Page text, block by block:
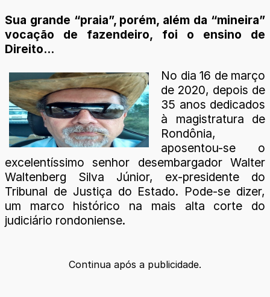
Sua grande “praia”, porém, além da “mineira”
vocação de fazendeiro, foi o ensino de
Direito...
No dia 16 de março
de 2020, depois de
35 anos dedicados
à magistratura de
Rondônia,
aposentou-se o
excelentíssimo senhor desembargador Walter
Waltenberg Silva Júnior, ex-presidente do
Tribunal de Justiça do Estado. Pode-se dizer,
um marco histórico na mais alta corte do
judiciário rondoniense.
Continua após a publicidade.